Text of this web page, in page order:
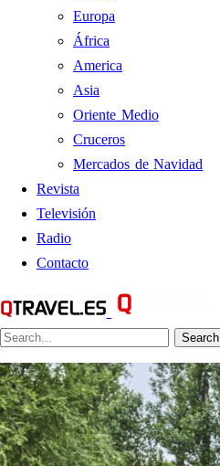
Europa
África
America
Asia
Oriente Medio
Cruceros
Mercados de Navidad
Revista
Televisión
Radio
Contacto
Search